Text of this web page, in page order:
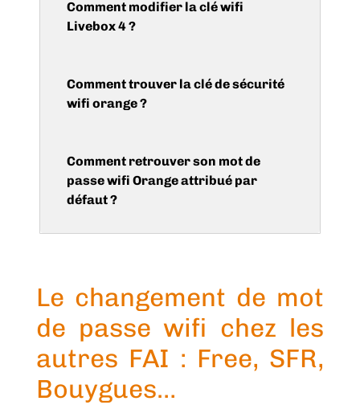
Comment modifier la clé wifi
Livebox 4 ?
Comment trouver la clé de sécurité
wifi orange ?
Comment retrouver son mot de
passe wifi Orange attribué par
défaut ?
Le changement de mot
de passe wifi chez les
autres FAI : Free, SFR,
Bouygues…